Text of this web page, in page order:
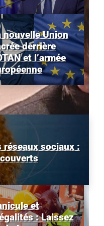
choisir sa
nouvelle Union
derrière
et l’armée
réseaux sociaux :
et
: Laissez